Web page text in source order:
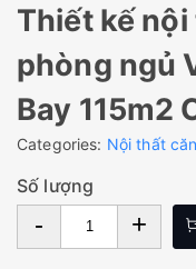
Thiết kế
phòng ngủ
Bay 115m2
Categories: Nội thất
Số lượng
- +